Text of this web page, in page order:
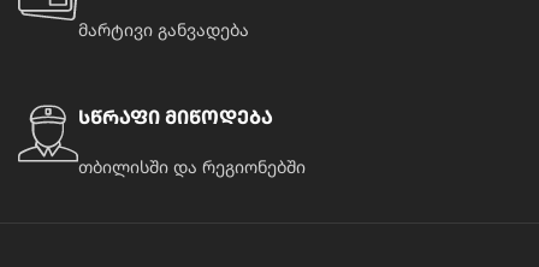
მარტივი განვადება
სწრაფი მიწოდება
თბილისში და რეგიონებში